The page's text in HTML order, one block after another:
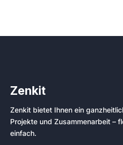
Zenkit
Zenkit bietet Ihnen ein
Projekte und Zusammenarbeit –
einfach.